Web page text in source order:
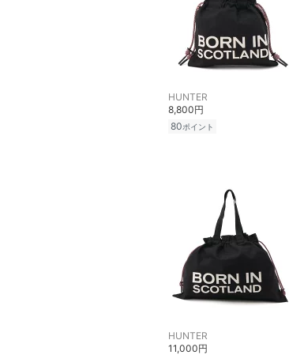
HUNTER
8,800円
80ポイント
HUNTER
11,000円